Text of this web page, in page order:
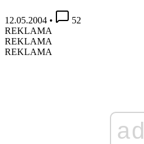
12.05.2004 •
52
REKLAMA
REKLAMA
REKLAMA
ad